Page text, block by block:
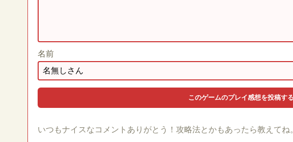
名前
いつもナイスなコメントありがとう！攻略法とかもあったら教えてね。